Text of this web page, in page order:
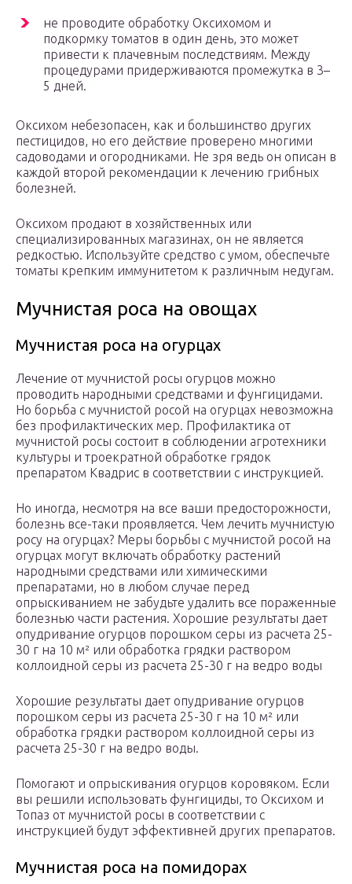
не проводите обработку Оксихомом и
подкормку томатов в один день, это может
привести к плачевным последствиям. Между
процедурами придерживаются промежутка в 3–
5 дней.
Оксихом небезопасен, как и большинство других
пестицидов, но его действие проверено многими
садоводами и огородниками. Не зря ведь он описан в
каждой второй рекомендации к лечению грибных
болезней.
Оксихом продают в хозяйственных или
специализированных магазинах, он не является
редкостью. Используйте средство с умом, обеспечьте
томаты крепким иммунитетом к различным недугам.
Мучнистая роса на овощах
Мучнистая роса на огурцах
Лечение от мучнистой росы огурцов можно
проводить народными средствами и фунгицидами.
Но борьба с мучнистой росой на огурцах невозможна
без профилактических мер. Профилактика от
мучнистой росы состоит в соблюдении агротехники
культуры и троекратной обработке грядок
препаратом Квадрис в соответствии с инструкцией.
Но иногда, несмотря на все ваши предосторожности,
болезнь все-таки проявляется. Чем лечить мучнистую
росу на огурцах? Меры борьбы с мучнистой росой на
огурцах могут включать обработку растений
народными средствами или химическими
препаратами, но в любом случае перед
опрыскиванием не забудьте удалить все пораженные
болезнью части растения. Хорошие результаты дает
опудривание огурцов порошком серы из расчета 25-
30 г на 10 м² или обработка грядки раствором
коллоидной серы из расчета 25-30 г на ведро воды
Хорошие результаты дает опудривание огурцов
порошком серы из расчета 25-30 г на 10 м² или
обработка грядки раствором коллоидной серы из
расчета 25-30 г на ведро воды.
Помогают и опрыскивания огурцов коровяком. Если
вы решили использовать фунгициды, то Оксихом и
Топаз от мучнистой росы в соответствии с
инструкцией будут эффективней других препаратов.
Мучнистая роса на помидорах